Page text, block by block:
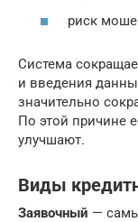
риск
Система
и введения
значительно
По этой причине
улучшают.
Виды
Заявочный —